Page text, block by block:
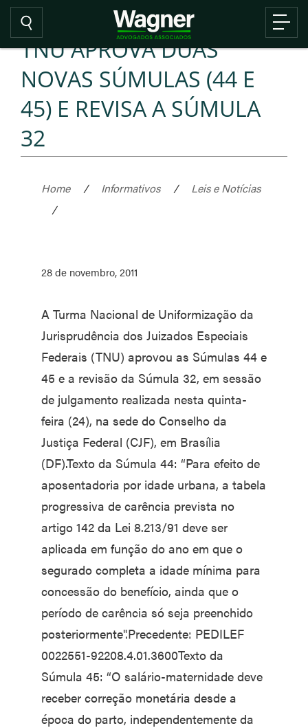
TNU APROVA DUAS
NOVAS SÚMULAS (44 E
45) E REVISA A SÚMULA
32
Home / Informativos /
Leis e Notícias
/
28 de novembro, 2011
A Turma Nacional de Uniformização da
Jurisprudência dos Juizados Especiais
Federais (TNU) aprovou as Súmulas 44 e
45 e a revisão da Súmula 32, em sessão
de julgamento realizada nesta quinta-
feira (24), na sede do Conselho da
Justiça Federal (CJF), em Brasília
(DF).Texto da Súmula 44: “Para efeito de
aposentadoria por idade urbana, a tabela
progressiva de carência prevista no
artigo 142 da Lei 8.213/91 deve ser
aplicada em função do ano em que o
segurado completa a idade mínima para
concessão do benefício, ainda que o
período de carência só seja preenchido
posteriormente".Precedente: PEDILEF
0022551-92208.4.01.3600Texto da
Súmula 45: “O salário-maternidade deve
receber correção monetária desde a
época do parto, independentemente da